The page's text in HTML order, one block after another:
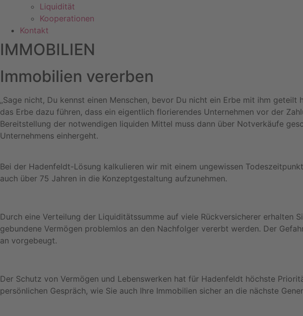
Liquidität
Kooperationen
Kontakt
IMMOBILIEN
Immobilien vererben
„Sage nicht, Du kennst einen Menschen, bevor Du nicht ein Erbe mit ihm
das Erbe dazu führen, dass ein eigentlich florierendes Unternehmen vor der
Bereitstellung der notwendigen liquiden Mittel muss dann über Notverkäufe
Unternehmens einhergeht.
Bei der Hadenfeldt-Lösung kalkulieren wir mit einem ungewissen
auch über 75 Jahren in die Konzeptgestaltung aufzunehmen.
Durch eine Verteilung der Liquiditätssumme auf viele Rückversicherer erhalten
gebundene Vermögen problemlos an den Nachfolger vererbt werden. Der
an vorgebeugt.
Der Schutz von Vermögen und Lebenswerken hat für Hadenfeldt höchste
persönlichen Gespräch, wie Sie auch Ihre Immobilien sicher an die nächste